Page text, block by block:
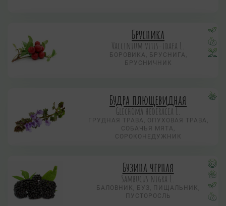
Брусника
Vaccinium vitis-idaea L.
БОРОВИКА, БРУСНИГА,
БРУСНИЧНИК
Будра плющевидная
Glechoma hederacea L.
ГРУДНАЯ ТРАВА, ОПУХОВАЯ ТРАВА,
СОБАЧЬЯ МЯТА,
СОРОКОНЕДУЖНИК
Бузина черная
Sambucus nigra L.
БАЛОВНИК, БУЗ, ПИЩАЛЬНИК,
ПУСТОРОСЛЬ